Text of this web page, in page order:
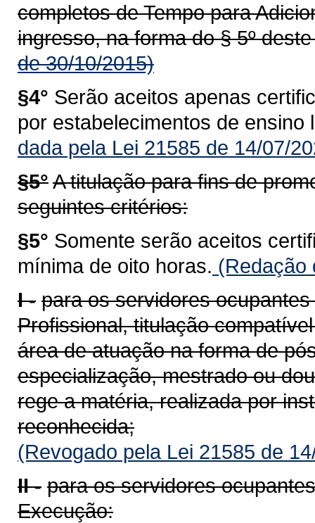
completos de Tempo para
ingresso, na forma do § 5º
de 30/10/2015)
§4° Serão aceitos apenas
por estabelecimentos de ensino
dada pela Lei 21585 de 14/07/
§5°A titulação para fins de
seguintes critérios:
§5° Somente serão aceitos
mínima de oito horas. (Redação
I - para os servidores
Profissional, titulação
área de atuação na forma de
especialização, mestrado ou
rege a matéria, realizada por
reconhecida;
(Revogado pela Lei 21585 de
II - para os servidores
Execução: